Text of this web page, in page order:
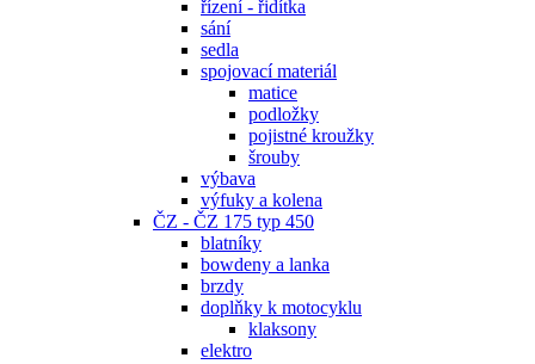
řízení - řidítka
sání
sedla
spojovací materiál
matice
podložky
pojistné kroužky
šrouby
výbava
výfuky a kolena
ČZ - ČZ 175 typ 450
blatníky
bowdeny a lanka
brzdy
doplňky k motocyklu
klaksony
elektro